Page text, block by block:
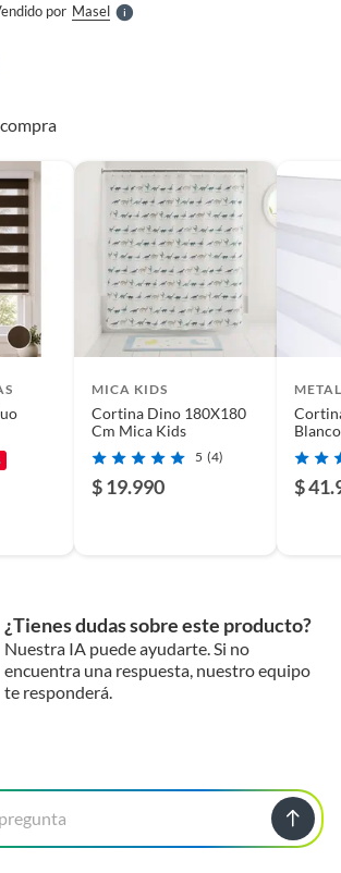
por MaselS
MICA KIDS
Cortina Dino 180X180
Cm Mica Kids
5 (4)
$ 19.990
Blanco
$
¿Tienes dudas sobre este producto?
Nuestra IA puede ayudarte. Si no
encuentra una respuesta, nuestro equipo
te responderá.